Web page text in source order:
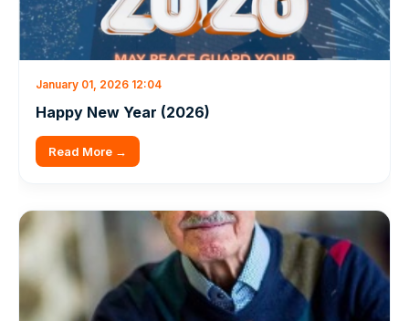
January 01, 2026 12:04
Happy New Year (2026)
Read More →